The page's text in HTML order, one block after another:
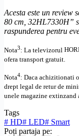
Acesta este un review
80 cm, 32HL7330H”
raspunderea pentru
Nota3: La televizorul
ofera transport gratuit.
Nota4: Daca achizitionati
drept legal de retur de
unele magazine extinzand
Tags
# HD# LED# Smart
Poți partaja pe: